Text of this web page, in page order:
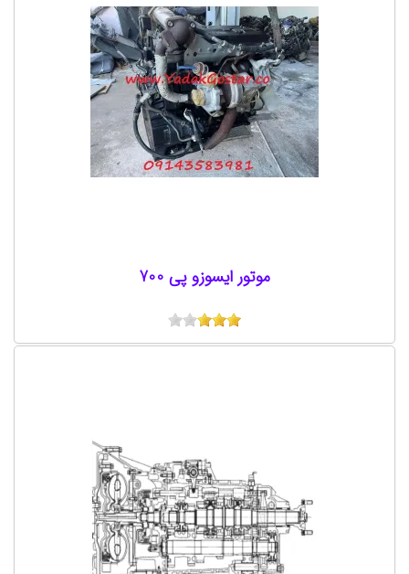
موتور ایسوزو پی 700